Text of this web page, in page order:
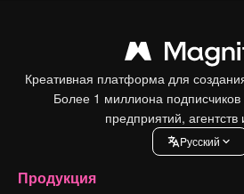
Креативная платформа для
Более 1 миллиона подписчиков
предприятий, агентств
Pусский
Продукция